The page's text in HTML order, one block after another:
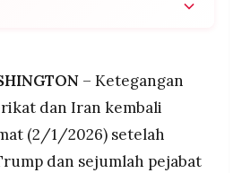
intervensi AS jika
hal itu akan memicu kekacauan
krisis ekonomi dengan rial
– Ketegangan
dan Iran kembali
(2/1/2026) setelah
dan sejumlah pejabat